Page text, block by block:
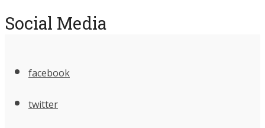
Social Media
facebook
twitter